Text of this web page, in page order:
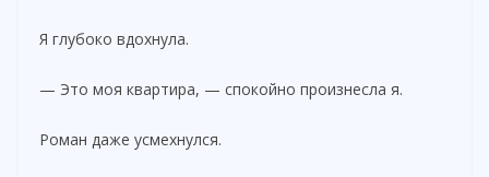
Я глубоко вдохнула.
— Это моя квартира, — спокойно произнесла я.
Роман даже усмехнулся.